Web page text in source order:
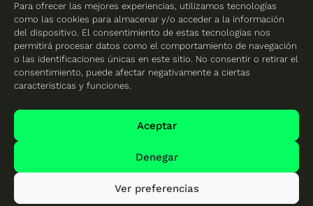
Para ofrecer las mejores experiencias, utilizamos tecnologías
como las cookies para almacenar y/o acceder a la información
del dispositivo. El consentimiento de estas tecnologías nos
permitirá procesar datos como el comportamiento de navegación
o las identificaciones únicas en este sitio. No consentir o retirar el
consentimiento, puede afectar negativamente a ciertas
características y funciones.
Aceptar
Denegar
Ver preferencias
Placas solares en
Valencia
Protección de datos
Política de cookies
Mapa del sitio
© 2026 Cambio Energético - Todos los derechos